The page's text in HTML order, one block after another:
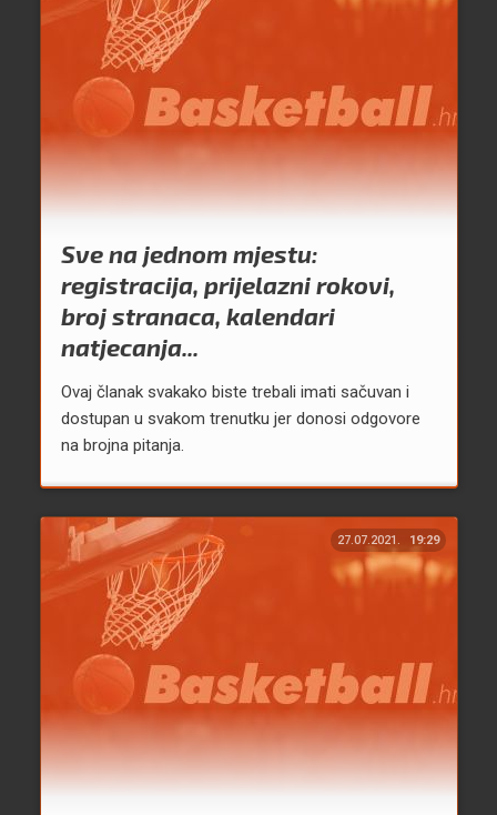
Sve na jednom mjestu:
registracija, prijelazni rokovi,
broj stranaca, kalendari
natjecanja...
Ovaj članak svakako biste trebali imati sačuvan i
dostupan u svakom trenutku jer donosi odgovore
na brojna pitanja.
27.07.2021. 19:29